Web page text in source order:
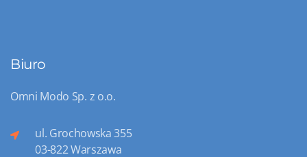
Biuro
Omni Modo Sp. z o.o.
ul. Grochowska 355
03-822 Warszawa